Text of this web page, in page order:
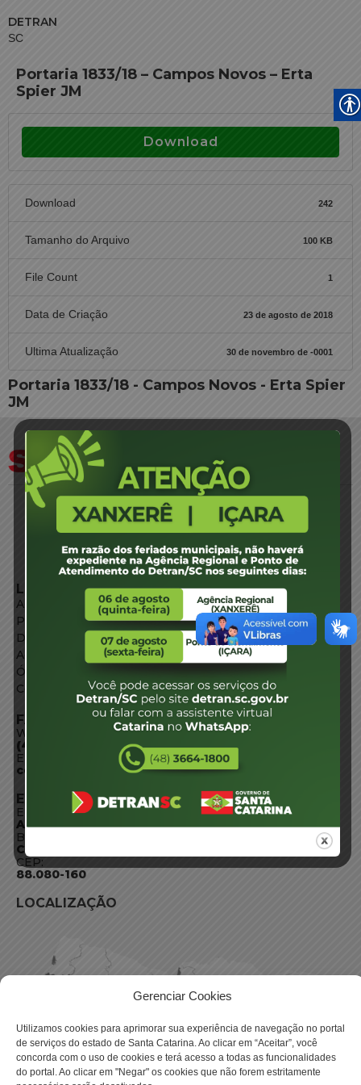
Gerenciar Cookies
Utilizamos cookies para aprimorar sua experiência de navegação no portal
de serviços do estado de Santa Catarina. Ao clicar em “Aceitar”, você
concorda com o uso de cookies e terá acesso a todas as funcionalidades
do portal. Ao clicar em "Negar" os cookies que não forem estritamente
DETRAN
SC
Portaria 1833/18 – Campos Novos – Erta
Spier JM
Download
Download 242
Tamanho do Arquivo 100 KB
File Count 1
Data de Criação 23 de agosto de 2018
Ultima Atualização 30 de novembro de -0001
Portaria 1833/18 - Campos Novos - Erta Spier
JM
LINKS EXTERNOS
Agência de Notícias
Portal de Serviços
Diário Oficial
Acesso à Informação
Órgãos do Governo
Conheça SC
FALE CONOSCO
WhatsApp:
(48) 3664-1800
E-mail:
centraldeinformacoes@detran.sc.gov.br
ENDEREÇO
Endereço:
Av. Almirante Tamandaré - 480
Bairro:
Coqueiros, Florianópolis SC
CEP:
88.080-160
LOCALIZAÇÃO